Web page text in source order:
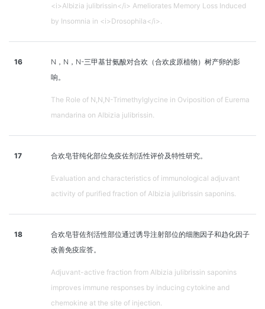
<i>Albizia julibrissin</i> Ameliorates Memory Loss Induced
by Insomnia in <i>Drosophila</i>.
16
N，N，N-三甲基甘氨酸对合欢（合欢皮原植物）树产卵的影
响。
The Role of N,N,N-Trimethylglycine in Oviposition of Eurema
mandarina on Albizia julibrissin.
17 合欢皂苷纯化部位免疫佐剂活性评价及特性研究。
Evaluation and characteristics of immunological adjuvant
activity of purified fraction of Albizia julibrissin saponins.
18
合欢皂苷佐剂活性部位通过诱导注射部位的细胞因子和趋化因子
改善免疫应答。
Adjuvant-active fraction from Albizia julibrissin saponins
improves immune responses by inducing cytokine and
chemokine at the site of injection.